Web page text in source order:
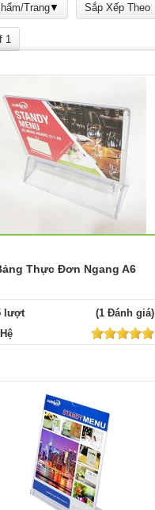
Trang Sắp Xếp Theo
1
Thực Đơn Ngang A6
lượt
(1 Đánh giá)